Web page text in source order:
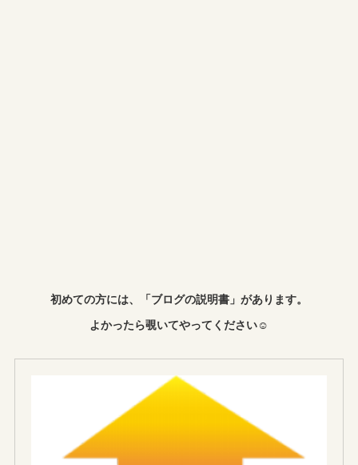
初めての方には、「ブログの説明書」があります。
よかったら覗いてやってください☺︎